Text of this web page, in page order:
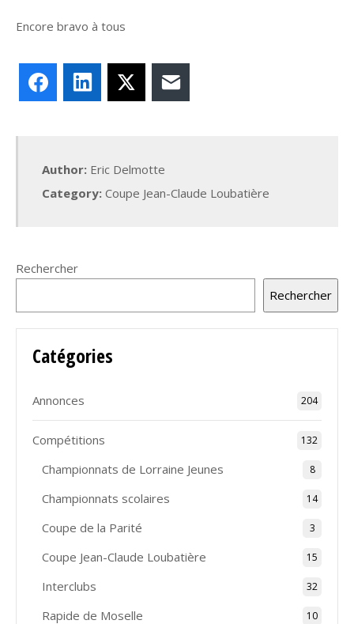
Encore bravo à tous
FacebookLinkedIn
Author: Eric Delmotte
Category: Coupe Jean-Claude Loubatière
Rechercher
Rechercher
Catégories
Annonces 204
Compétitions 132
Championnats de Lorraine Jeunes 8
Championnats scolaires 14
Coupe de la Parité 3
Coupe Jean-Claude Loubatière 15
Interclubs 32
Rapide de Moselle 10